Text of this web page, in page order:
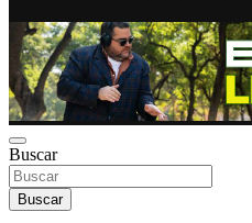
Buscar
Buscar